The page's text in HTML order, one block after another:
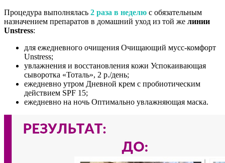
Процедура выполнялась 2 раза в неделю с обязательным
назначением препаратов в домашний уход из той же линии
Unstress:
для ежедневного очищения Очищающий мусс-комфорт
Unstress;
увлажнения и восстановления кожи Успокаивающая
сыворотка «Тоталь», 2 р./день;
ежедневно утром Дневной крем с пробиотическим
действием SPF 15;
ежедневно на ночь Оптимально увлажняющая маска.